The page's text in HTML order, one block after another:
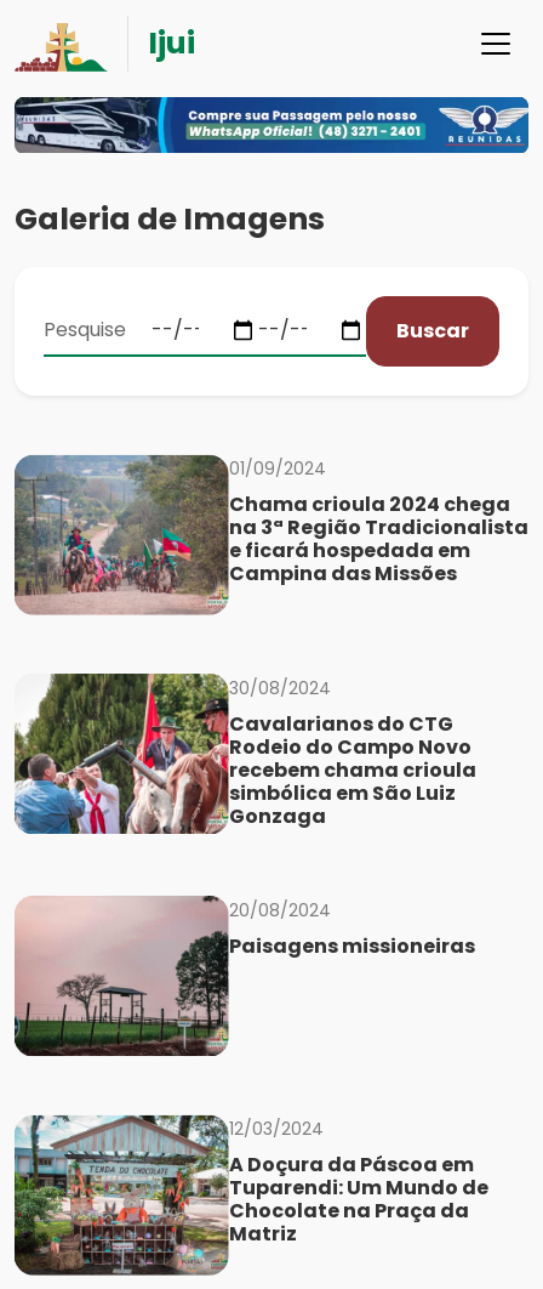
Ijui
Galeria de Imagens
Buscar
01/09/2024
Chama crioula 2024 chega
na 3ª Região Tradicionalista
e ficará hospedada em
Campina das Missões
30/08/2024
Cavalarianos do CTG
Rodeio do Campo Novo
recebem chama crioula
simbólica em São Luiz
Gonzaga
20/08/2024
Paisagens missioneiras
12/03/2024
A Doçura da Páscoa em
Tuparendi: Um Mundo de
Chocolate na Praça da
Matriz